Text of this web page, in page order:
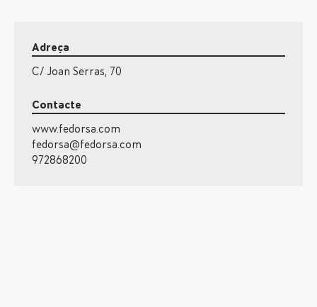
Adreça
C/ Joan Serras, 70
Contacte
www.fedorsa.com
fedorsa@fedorsa.com
972868200